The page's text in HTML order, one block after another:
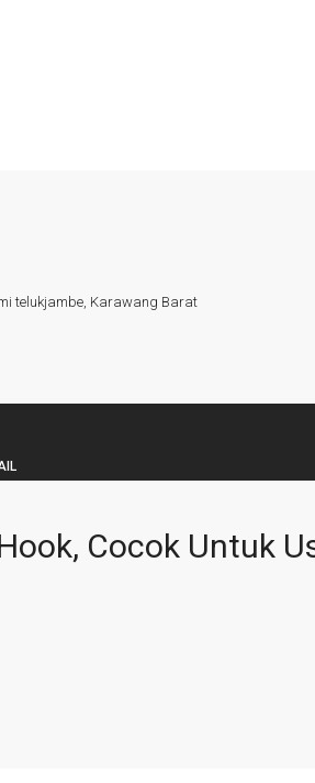
telukjambe, Karawang Barat
Cocok Untuk